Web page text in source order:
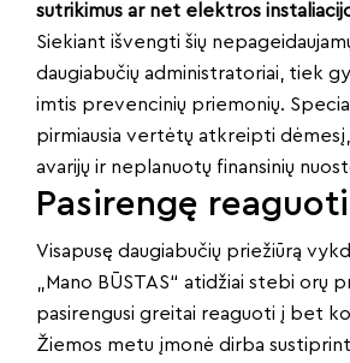
sutrikimus ar net elektros
Siekiant išvengti šių
daugiabučių administratoriai, tiek
imtis prevencinių priemonių.
pirmiausia vertėtų atkreipti
avarijų ir neplanuotų finansinių
Pasirengę reaguoti
Visapusę daugiabučių priežiūrą
„Mano BŪSTAS“ atidžiai stebi orų
pasirengusi greitai reaguoti į bet
Žiemos metu įmonė dirba